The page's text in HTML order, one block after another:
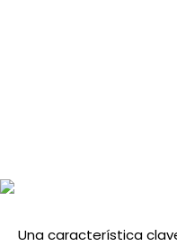
Una característica